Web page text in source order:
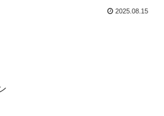
2025.08.15